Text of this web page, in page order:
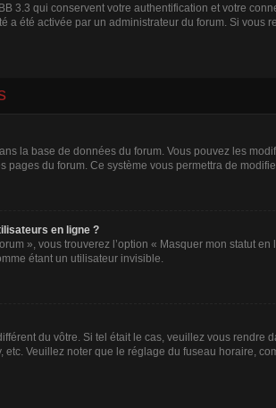
3.3 qui conservent votre authentification et votre
a été activée par un administrateur du forum. Si
la base de données du forum. Vous pouvez les
du forum. Ce système vous permettra de
en ligne ?
», vous trouverez l’option « Masquer mon statut
étant un utilisateur invisible.
du vôtre. Si tel était le cas, veuillez vous
Veuillez noter que le réglage du fuseau horaire,